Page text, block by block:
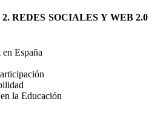
REDES SOCIALES Y WEB 2.0
España
la Educación